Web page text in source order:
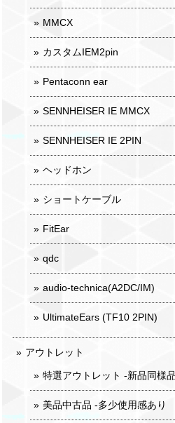
MMCX
カスタムIEM2pin
Pentaconn ear
SENNHEISER IE MMCX
SENNHEISER IE 2PIN
ヘッドホン
ショートケーブル
FitEar
qdc
audio-technica(A2DC/IM)
UltimateEars (TF10 2PIN)
アウトレット
特選アウトレット -新品同様品
美品中古品 -多少使用感あり